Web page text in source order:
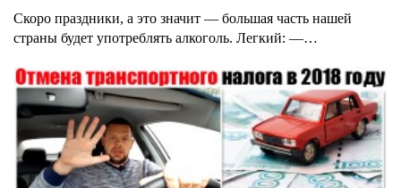
Скоро праздники, а это значит — большая часть нашей
страны будет употреблять алкоголь. Легкий: —…